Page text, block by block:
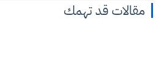
مقالات قد تهمك